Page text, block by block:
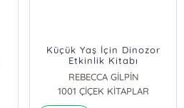
Küçük Yaş İçin Dinozor
Etkinlik Kitabı
REBECCA GİLPİN
1001 ÇİÇEK KİTAPLAR